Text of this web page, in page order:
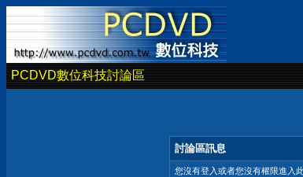
PCDVD數位科技討論區
討論區訊息
您沒有登入或者您沒有權限進入